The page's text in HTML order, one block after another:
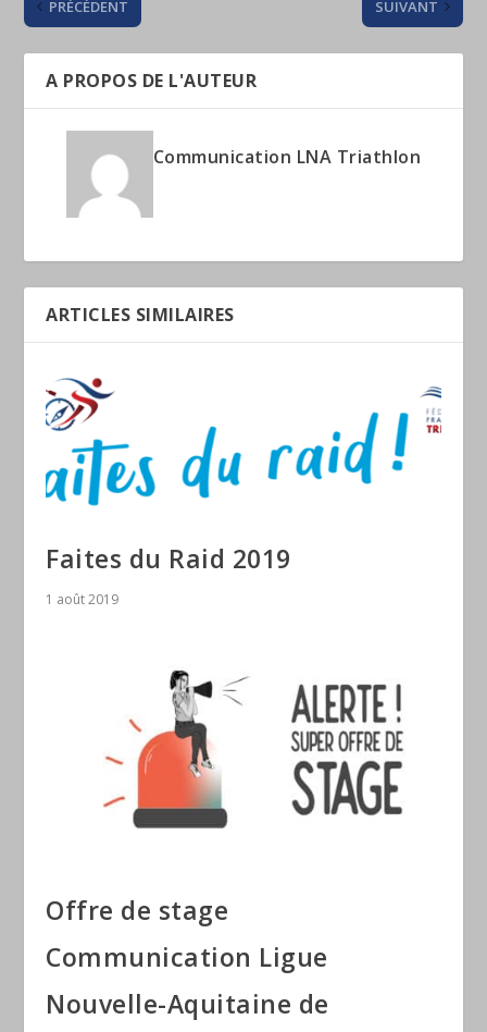
PRÉCÉDENT SUIVANT
A PROPOS DE L'AUTEUR
Communication LNA Triathlon
ARTICLES SIMILAIRES
Faites du Raid 2019
1 août 2019
Offre de stage
Communication Ligue
Nouvelle-Aquitaine de